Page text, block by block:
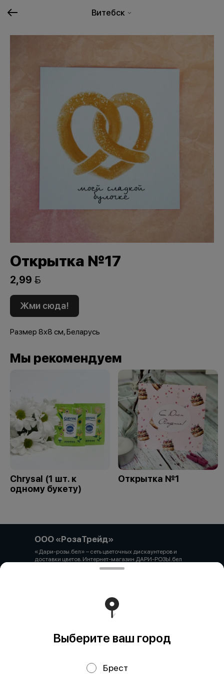
Витебск
Открытка №17
2,99 
Жми сюда!
Размер 8х8 см, Беларусь
Мы рекомендуем
Chrysal (1 шт. к
одному букету)
Открытка №1
ООО «РозаТрейд»
«Дари-розы.бел» – сеть цветочных дискаунтеров и
доставки цветов. Интернет-магазин ДАРИ-РОЗЫ.бел
зарегистрирован 06.12.2021 № 524431 в Торговом
выдано администрацией Первомайского района г.
Витебска от 12.10.2021 УНП 391926869 Мы принимаем
онлайн оплату. ВНИМАНИЕ перед оплатой уточняйте
наличие товара у менеджера.
Выберите ваш город
Брест